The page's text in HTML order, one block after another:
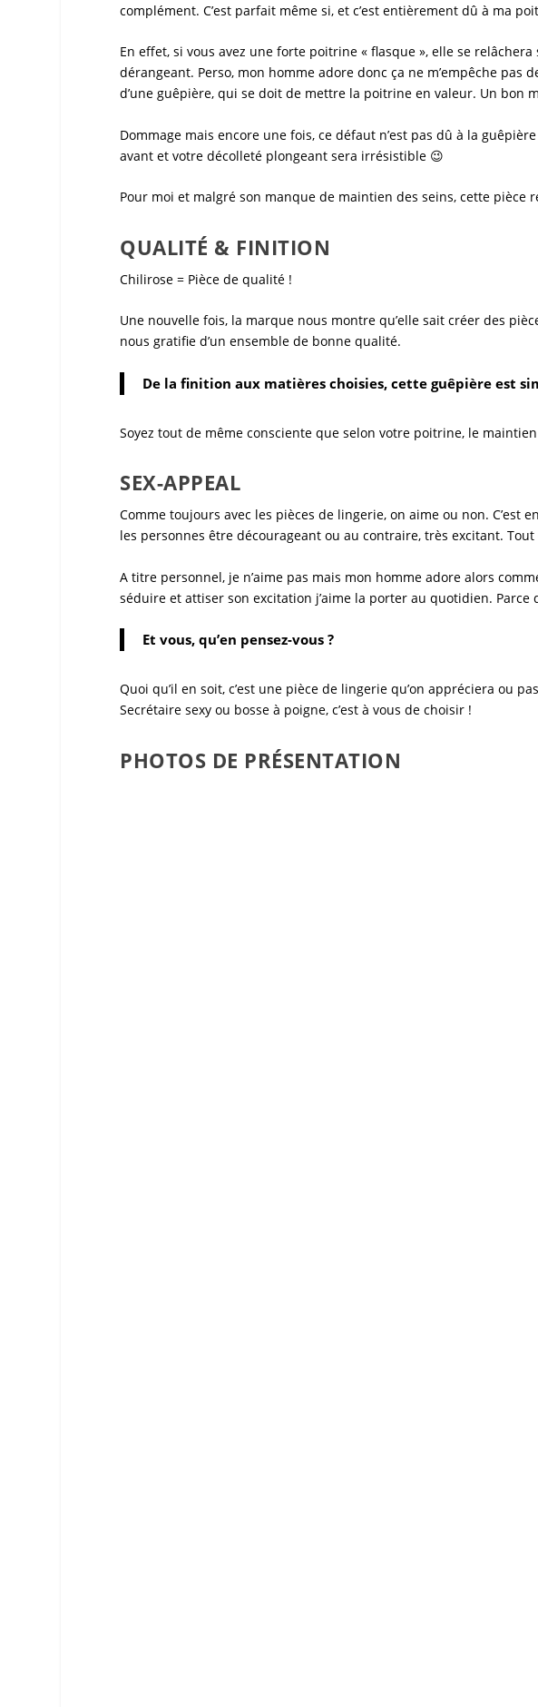
complément. C’est parfait même si, et c’est entièrement dû à ma
En effet, si vous avez une forte poitrine « flasque », elle se
dérangeant. Perso, mon homme adore donc ça ne m’empêche
d’une guêpière, qui se doit de mettre la poitrine en valeur. Un bon
Dommage mais encore une fois, ce défaut n’est pas dû à la guêpière
avant et votre décolleté plongeant sera irrésistible 😉
Pour moi et malgré son manque de maintien des seins, cette pièce
QUALITÉ & FINITION
Chilirose = Pièce de qualité !
Une nouvelle fois, la marque nous montre qu’elle sait créer des
nous gratifie d’un ensemble de bonne qualité.
De la finition aux matières choisies, cette guêpière est
Soyez tout de même consciente que selon votre poitrine, le
SEX-APPEAL
Comme toujours avec les pièces de lingerie, on aime ou non. C’est
les personnes être décourageant ou au contraire, très excitant.
A titre personnel, je n’aime pas mais mon homme adore alors
séduire et attiser son excitation j’aime la porter au quotidien. Parce
Et vous, qu’en pensez-vous ?
Quoi qu’il en soit, c’est une pièce de lingerie qu’on appréciera ou
Secrétaire sexy ou bosse à poigne, c’est à vous de choisir !
PHOTOS DE PRÉSENTATION